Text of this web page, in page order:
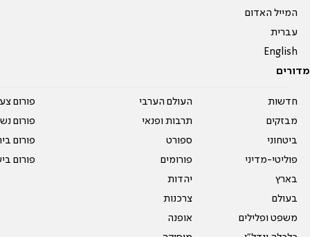
המייל האדום
עברית
English
מדורים
חדשות
מבזקים
ביטחוני
פוליטי-מדיני
בארץ
בעולם
משפט ופלילים
העולם הערבי
תרבות ופנאי
ספורט
פורומים
יהדות
צרכנות
אופנה
פורום
פורום
פורום
פורום